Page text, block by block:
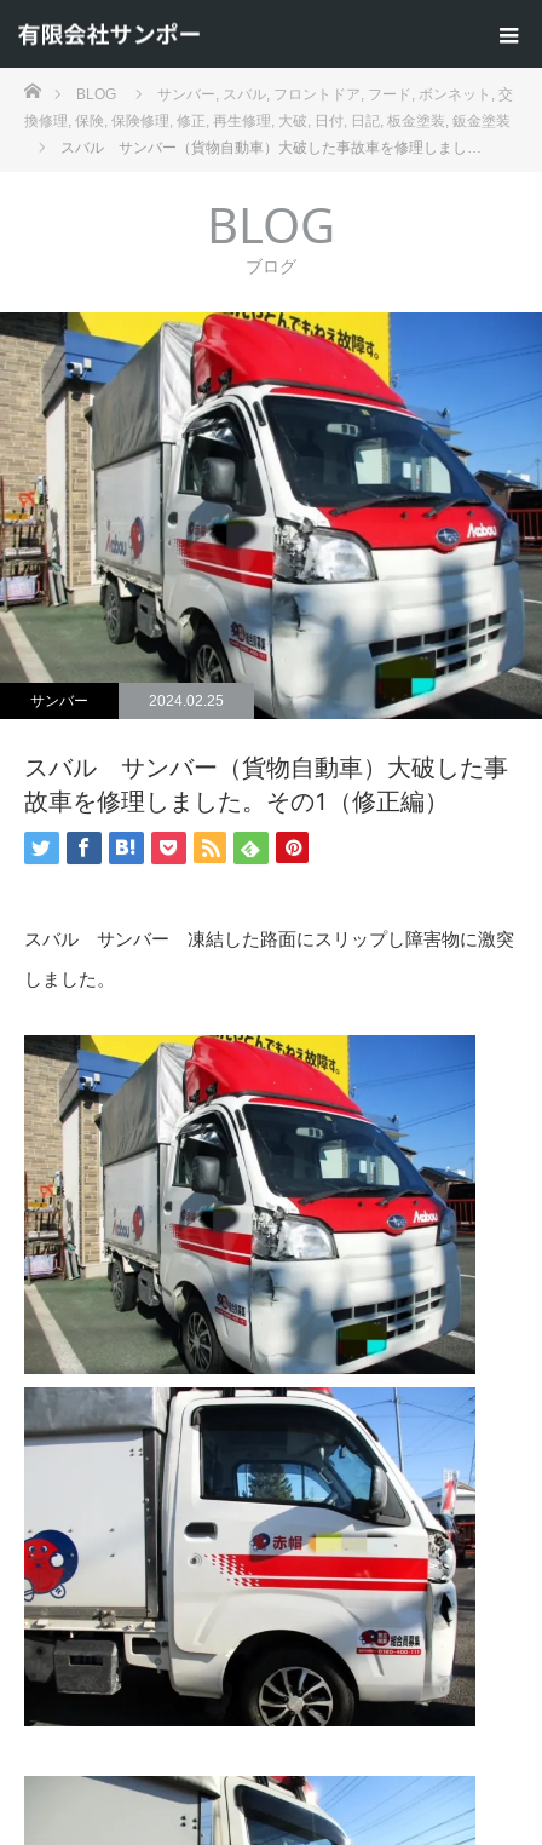
ホームBLOG サンバー, スバル, フロントドア, フード , ボンネット , 交
換修理, 保険, 保険修理, 修正, 再生修理, 大破, 日付, 日記, 板金塗装, 鈑金塗装
スバル サンバー（貨物自動車）大破した事故車を修理しまし…
BLOG
ブログ
サンバー 2024.02.25
スバル サンバー（貨物自動車）大破した事
故車を修理しました。その1（修正編）
スバル サンバー 凍結した路面にスリップし障害物に激突
しました。